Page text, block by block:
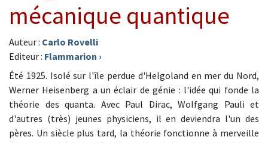
mécanique quantique
Auteur : Carlo Rovelli
Editeur : Flammarion ›
Été 1925. Isolé sur l'île perdue d'Helgoland en mer du Nord,
Werner Heisenberg a un éclair de génie : l'idée qui fonde la
théorie des quanta. Avec Paul Dirac, Wolfgang Pauli et
d'autres (très) jeunes physiciens, il en deviendra l'un des
pères. Un siècle plus tard, la théorie fonctionne à merveille